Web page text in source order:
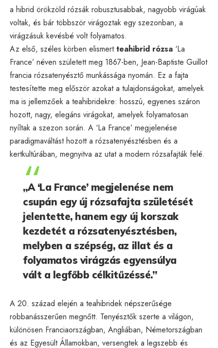
a hibrid örökzöld rózsák robusztusabbak, nagyobb virágúak
voltak, és bár többször virágoztak egy szezonban, a
virágzásuk kevésbé volt folyamatos.
Az első, széles körben elismertteahibrid rózsa ‘La
France’ néven született meg 1867-ben, Jean-Baptiste Guillot
francia rózsatenyésztő munkássága nyomán. Ez a fajta
testesítette meg először azokat a tulajdonságokat, amelyek
ma is jellemzőek a teahibridekre: hosszú, egyenes száron
hozott, nagy, elegáns virágokat, amelyek folyamatosan
nyíltak a szezon során. A ‘La France’ megjelenése
paradigmaváltást hozott a rózsatenyésztésben és a
kertkultúrában, megnyitva az utat a modern rózsafajták felé.
„A ‘La France’ megjelenése nem
csupán egy új rózsafajta születését
jelentette, hanem egy új korszak
kezdetét a rózsatenyésztésben,
melyben a szépség, az illat és a
folyamatos virágzás egyensúlya
vált a legfőbb célkitűzéssé.”
A 20. század elején a teahibridek népszerűsége
robbanásszerűen megnőtt. Tenyésztők szerte a világon,
különösen Franciaországban, Angliában, Németországban
és az Egyesült Államokban, versengtek a legszebb és